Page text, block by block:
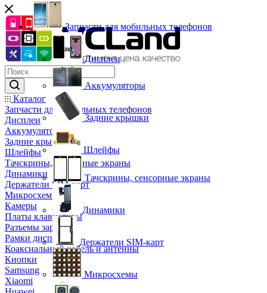
Каталог
Запчасти для мобильных телефонов
Дисплеи
Аккумуляторы
Задние крышки
Шлейфы
Тачскрины, сенсорные экраны
Динамики
Держатели SIM-карт
Микросхемы
Камеры
Платы клавиатуры
Разъемы зарядки
Рамки дисплея
Коаксиальный кабель и антенны
Кнопки
Samsung
Xiaomi
Запчасти для мобильных телефонов
Дисплеи
Аккумуляторы
Задние крышки
Шлейфы
Тачскрины, сенсорные экраны
Динамики
Держатели SIM-карт
Микросхемы